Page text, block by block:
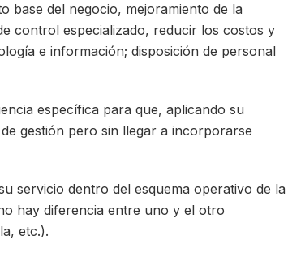
base del negocio, mejoramiento de la
control especializado, reducir los costos y
e información; disposición de personal
específica para que, aplicando su
gestión pero sin llegar a incorporarse
servicio dentro del esquema operativo de la
hay diferencia entre uno y el otro
etc.).